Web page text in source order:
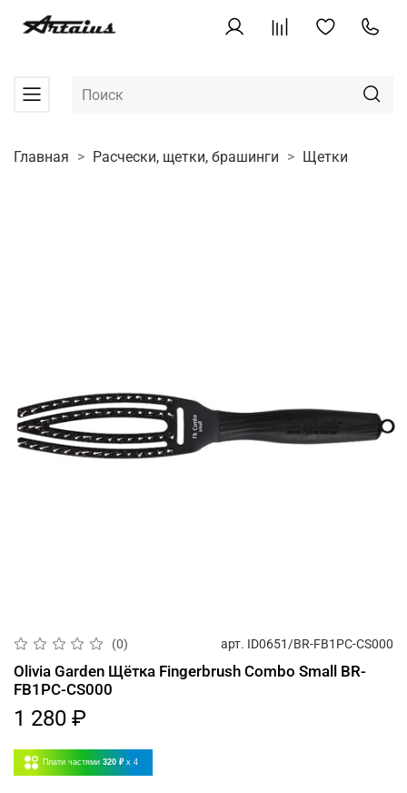
Главная Расчески, щетки, брашинги Щетки
(0) арт. ID0651/BR-FB1PC-CS000
Olivia Garden Щётка Fingerbrush Combo Small BR-
FB1PC-CS000
1 280 ₽
Плати частями 320 ₽ x 4